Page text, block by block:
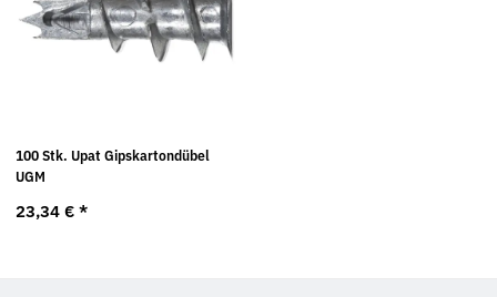
100 Stk. Upat Gipskartondübel
UGM
23,34 € *